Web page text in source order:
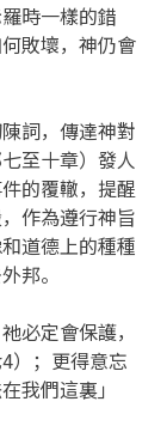
時一樣的錯
敗壞，神仍會
詞，傳達神對
至十章）發人
的覆轍，提醒
作為遵行神旨
道德上的種種
邦。
必定會保護，
）；更得意忘
我們這裏」